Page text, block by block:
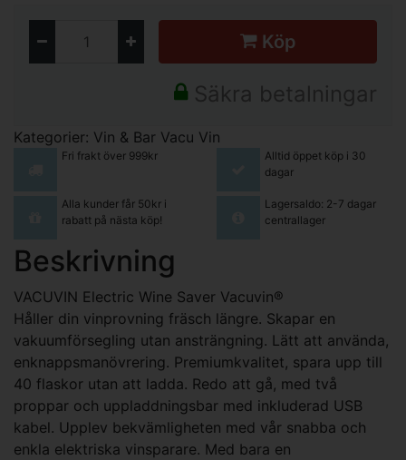
Köp
Säkra betalningar
Kategorier: Vin & Bar Vacu Vin
Fri frakt över 999kr
Alltid öppet köp i 30
dagar
Alla kunder får 50kr i
rabatt på nästa köp!
Lagersaldo: 2-7 dagar
centrallager
Beskrivning
VACUVIN Electric Wine Saver Vacuvin®
Håller din vinprovning fräsch längre. Skapar en
vakuumförsegling utan ansträngning. Lätt att använda,
enknappsmanövrering. Premiumkvalitet, spara upp till
40 flaskor utan att ladda. Redo att gå, med två
proppar och uppladdningsbar med inkluderad USB
kabel. Upplev bekvämligheten med vår snabba och
enkla elektriska vinsparare. Med bara en